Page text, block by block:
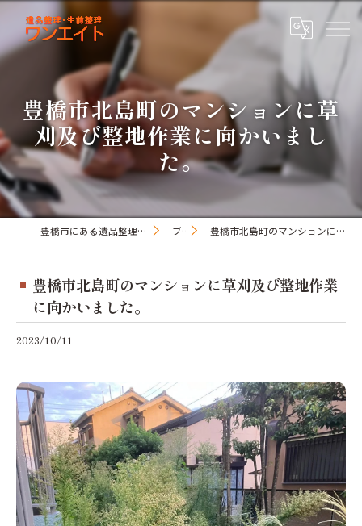
豊橋市北島町のマンションに草
刈及び整地作業に向かいまし
た。
豊橋市にある遺品整理・生前整理のワンオアエイト ブログ 豊橋市北島町のマンションに草刈及び整地作業に向かいました。
豊橋市北島町のマンションに草刈及び整地作業
に向かいました。
2023/10/11